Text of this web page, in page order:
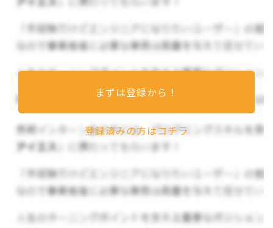
顧客の成果。価値をあげるための行動
サービスの範囲に関係なく、顧客を知ろう
憧れられる人間でいよう
緻密かつ圧倒的な行動力を持とう
お仕事の内容について
まずは登録から！
登録済みの方はコチラ